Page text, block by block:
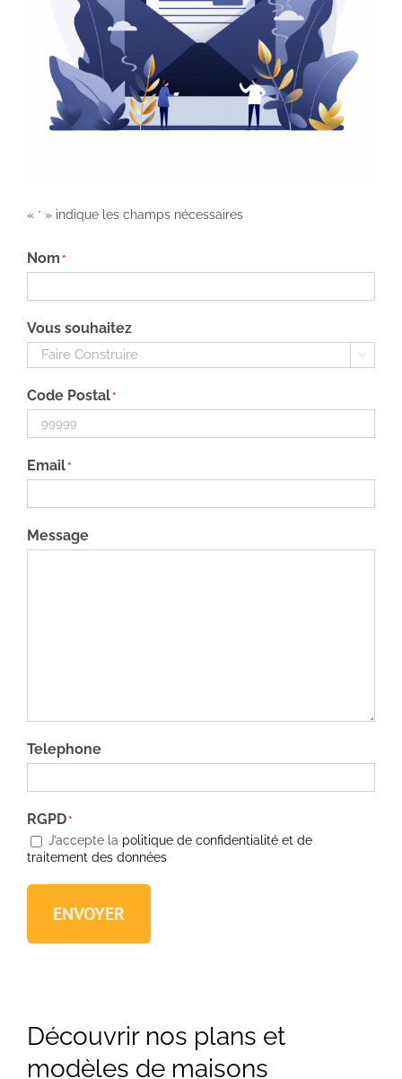
« *» indique les champs nécessaires
Nom *
Vous souhaitez

Code Postal*
Email*
Message
Telephone
RGPD*
J’accepte la politique de confidentialité et de
traitement des données
ENVOYER
Découvrir nos plans et
modèles de maisons